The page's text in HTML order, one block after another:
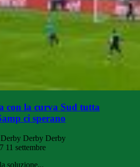
con la curva Sud tutta
ci sperano
Derby Derby
11 settembre
soluzione...